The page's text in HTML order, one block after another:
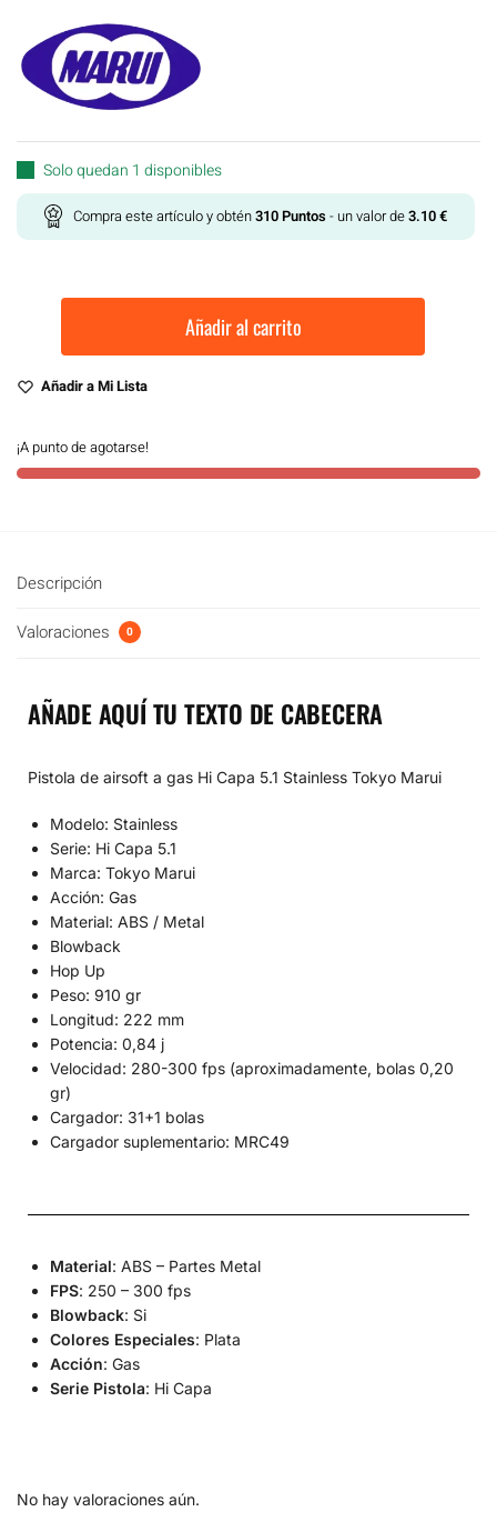
Solo quedan 1 disponibles
Compra este artículo y obtén310Puntos - un valor de3.10€
Añadir al carrito
Añadir a Mi Lista
¡A punto de agotarse!
Descripción
Valoraciones 0
AÑADE AQUÍ TU TEXTO DE CABECERA
Pistola de airsoft a gas Hi Capa 5.1 Stainless Tokyo Marui
Modelo: Stainless
Serie: Hi Capa 5.1
Marca: Tokyo Marui
Acción: Gas
Material: ABS / Metal
Blowback
Hop Up
Peso: 910 gr
Longitud: 222 mm
Potencia: 0,84 j
Velocidad: 280-300 fps (aproximadamente, bolas 0,20
gr)
Cargador: 31+1 bolas
Cargador suplementario: MRC49
Material: ABS – Partes Metal
FPS: 250 – 300 fps
Blowback: Si
Colores Especiales: Plata
Acción: Gas
Serie Pistola: Hi Capa
No hay valoraciones aún.